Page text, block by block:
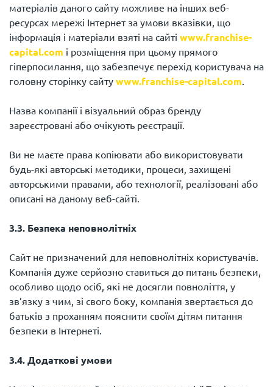
матеріалів даного сайту можливе на інших веб-
ресурсах мережі Інтернет за умови вказівки, що
інформація і матеріали взяті на сайті www.franchise-
capital.com і розміщення при цьому прямого
гіперпосилання, що забезпечує перехід користувача на
головну сторінку сайту www.franchise-capital.com
Назва компанії і візуальний образ бренду
зареєстровані або очікують реєстрації.
Ви не маєте права копіювати або використовувати
будь-які авторські методики, процеси, захищені
авторськими правами, або технології, реалізовані або
описані на даному веб-сайті.
3.3. Безпека неповнолітніх
Сайт не призначений для неповнолітніх користувачів.
Компанія дуже серйозно ставиться до питань безпеки,
особливо щодо осіб, які не досягли повноліття, у
зв’язку з чим, зі свого боку, компанія звертається до
батьків з проханням пояснити своїм дітям питання
безпеки в Інтернеті.
3.4. Додаткові умови